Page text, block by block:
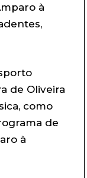
à
de Oliveira
como
de
à